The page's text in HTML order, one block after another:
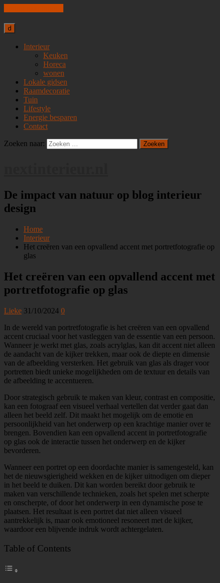
d
Interieur
Keuken
Horeca
wonen
Lokale gidsen
Raamdecoratie
Tuin
Lifestyle
Energie besparen
Contact
Zoeken naar:
De impact van natuur op blog interieur
design
Home
Interieur
Het creëren van een opvallend accent met portretfotografie op
glas
Het creëren van een opvallend accent met
portretfotografie op glas
Lieke 31/10/2024 0
In de wereld van portretfotografie is het creëren van een opvallend
accent cruciaal voor het vastleggen van de essentie van een persoon.
Wanneer je werkt met glas, zoals acrylglas, kan dit accent niet alleen
de aandacht van de kijker trekken, maar ook de diepte en dimensie
van de afbeelding versterken. Het gebruik van glas als drager voor
portretten biedt unieke mogelijkheden om de textuur en details van
de afbeelding te accentueren.
Door strategisch gebruik te maken van kleur, contrast en compositie,
kan een fotograaf een visueel verhaal vertellen dat verder gaat dan
alleen het beeld zelf. Dit maakt het mogelijk om de emotie en
persoonlijkheid van het onderwerp op een krachtige manier over te
brengen. Bovendien kan een opvallend accent in portretfotografie
op glas ook de interactie tussen het onderwerp en de kijker
bevorderen.
Wanneer een portret op een doordachte manier is samengesteld, kan
het de nieuwsgierigheid wekken en de kijker uitnodigen om dieper
in het beeld te duiken. Dit kan worden bereikt door gebruik te
maken van verschillende technieken, zoals het spelen met scherpte
en onscherpte, of door het onderwerp in een dynamische pose te
plaatsen. Het resultaat is een portret dat niet alleen visueel
aantrekkelijk is, maar ook emotioneel resoneert met de kijker,
waardoor een blijvende indruk wordt achtergelaten.
Table of Contents